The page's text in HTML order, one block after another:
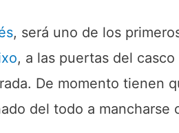
, será uno de los
, a las puertas del
De momento tienen
del todo a mancharse